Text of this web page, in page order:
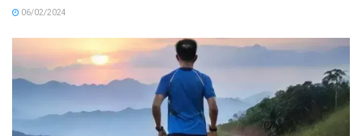
06/02/2024